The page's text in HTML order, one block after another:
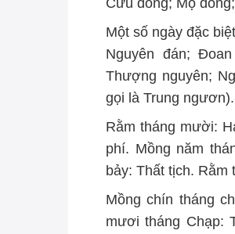
Một số ngày đặc
Nguyên đán;
Thượng nguyên;
gọi là Trung ngươn).
Rằm tháng mười:
phí. Mồng năm
bảy: Thất tịch. Rằm
Mồng chín tháng
mươi tháng Chạp: